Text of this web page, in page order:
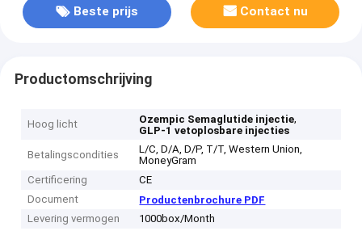
Beste prijs Contact nu
Productomschrijving
Hoog licht Ozempic Semaglutide injectie,
GLP-1 vetoplosbare injecties
Betalingscondities
L/C, D/A, D/P, T/T, Western Union,
MoneyGram
Certificering
CE
Document
Productenbrochure PDF
Levering vermogen
1000box/Month